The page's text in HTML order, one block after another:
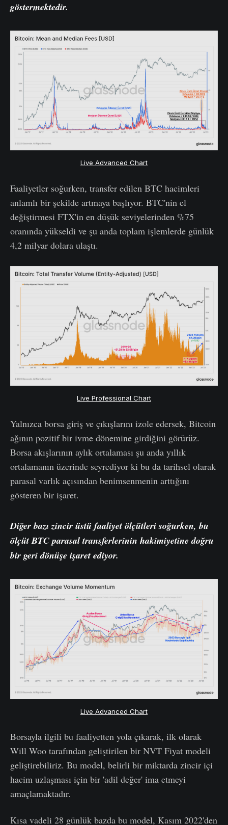
göstermektedir.
Live Advanced Chart
Faaliyetler soğurken, transfer edilen BTC hacimleri
anlamlı bir şekilde artmaya başlıyor. BTC'nin el
değiştirmesi FTX'in en düşük seviyelerinden %75
oranında yükseldi ve şu anda toplam işlemlerde günlük
4,2 milyar dolara ulaştı.
Live Professional Chart
Yalnızca borsa giriş ve çıkışlarını izole edersek, Bitcoin
ağının pozitif bir ivme dönemine girdiğini görürüz.
Borsa akışlarının aylık ortalaması şu anda yıllık
ortalamanın üzerinde seyrediyor ki bu da tarihsel olarak
parasal varlık açısından benimsenmenin arttığını
gösteren bir işaret.
Diğer bazı zincir üstü faaliyet ölçütleri soğurken, bu
ölçüt BTC parasal transferlerinin hakimiyetine doğru
bir geri dönüşe işaret ediyor.
Live Advanced Chart
Borsayla ilgili bu faaliyetten yola çıkarak, ilk olarak
Will Woo tarafından geliştirilen bir NVT Fiyat modeli
geliştirebiliriz. Bu model, belirli bir miktarda zincir içi
hacim uzlaşması için bir 'adil değer' ima etmeyi
amaçlamaktadır.
Kısa vadeli 28 günlük bazda bu model, Kasım 2022'den